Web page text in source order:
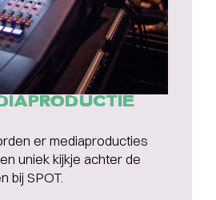
er mediaproducties
uniek kijkje achter de
bij SPOT.